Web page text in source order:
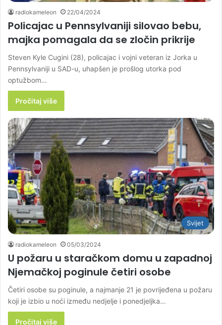
radiokameleon 22/04/2024
Policajac u Pennsylvaniji silovao bebu,
majka pomagala da se zločin prikrije
Steven Kyle Cugini (28), policajac i vojni veteran iz Jorka u
Pennsylvaniji u SAD-u, uhapšen je prošlog utorka pod
optužbom…
Pročitaj više
Svijet
radiokameleon 05/03/2024
U požaru u staračkom domu u zapadnoj
Njemačkoj poginule četiri osobe
Četiri osobe su poginule, a najmanje 21 je povrijeđena u požaru
koji je izbio u noći između nedjelje i ponedjeljka…
Pročitaj više